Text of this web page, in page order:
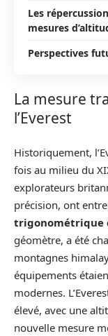
Les
mesures
Perspectives
La mesure
l’Everest
Historiquement,
fois au milieu du
explorateurs
précision, ont
trigonométrique
géomètre, a été
montagnes
équipements
modernes.
élevé, avec une
nouvelle mesure